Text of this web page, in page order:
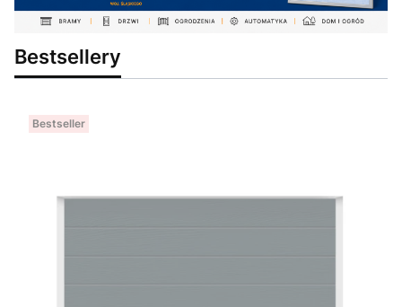
Bestsellery
Bestseller